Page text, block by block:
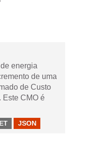
energia
de uma
de Custo
Este CMO é
JSON